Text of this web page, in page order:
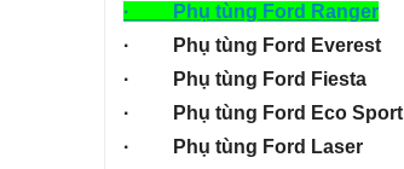
· Phụ tùng Ford Ranger
· Phụ tùng Ford Everest
· Phụ tùng Ford Fiesta
· Phụ tùng Ford Eco Sport
· Phụ tùng Ford Laser